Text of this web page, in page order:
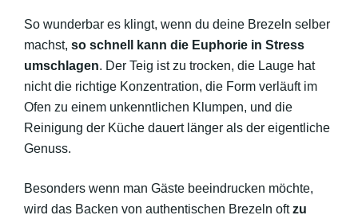
So wunderbar es klingt, wenn du deine Brezeln selber
machst, so schnell kann die Euphorie in Stress
umschlagen. Der Teig ist zu trocken, die Lauge hat
nicht die richtige Konzentration, die Form verläuft im
Ofen zu einem unkenntlichen Klumpen, und die
Reinigung der Küche dauert länger als der eigentliche
Genuss.
Besonders wenn man Gäste beeindrucken möchte,
wird das Backen von authentischen Brezeln oftzu